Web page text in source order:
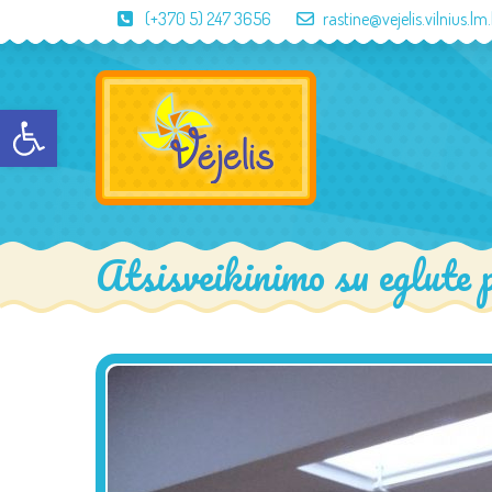
Open toolbar
(+370 5) 247 3656
Atsisveikinimo su